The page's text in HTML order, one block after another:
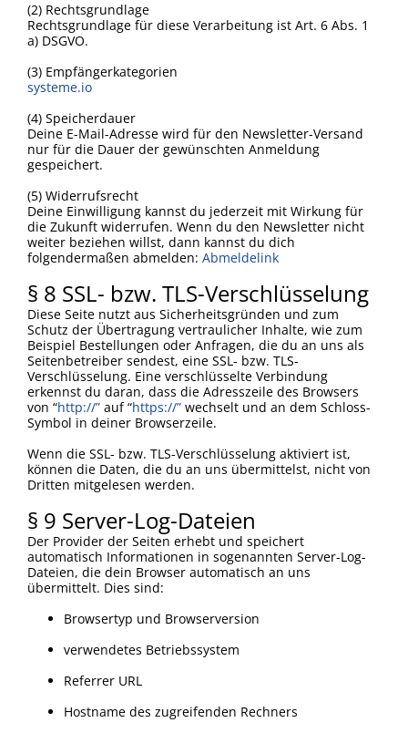
(2) Rechtsgrundlage
Rechtsgrundlage für diese Verarbeitung ist Art. 6 Abs. 1
a) DSGVO.
(3) Empfängerkategorien
systeme.io
(4) Speicherdauer
Deine E-Mail-Adresse wird für den Newsletter-Versand
nur für die Dauer der gewünschten Anmeldung
gespeichert.
(5) Widerrufsrecht
Deine Einwilligung kannst du jederzeit mit Wirkung für
die Zukunft widerrufen. Wenn du den Newsletter nicht
weiter beziehen willst, dann kannst du dich
folgendermaßen abmelden: Abmeldelink
§ 8 SSL- bzw. TLS-Verschlüsselung
Diese Seite nutzt aus Sicherheitsgründen und zum
Schutz der Übertragung vertraulicher Inhalte, wie zum
Beispiel Bestellungen oder Anfragen, die du an uns als
Seitenbetreiber sendest, eine SSL- bzw. TLS-
Verschlüsselung. Eine verschlüsselte Verbindung
erkennst du daran, dass die Adresszeile des Browsers
von “http://” auf “https://” wechselt und an dem Schloss-
Symbol in deiner Browserzeile.
Wenn die SSL- bzw. TLS-Verschlüsselung aktiviert ist,
können die Daten, die du an uns übermittelst, nicht von
Dritten mitgelesen werden.
§ 9 Server-Log-Dateien
Der Provider der Seiten erhebt und speichert
automatisch Informationen in sogenannten Server-Log-
Dateien, die dein Browser automatisch an uns
übermittelt. Dies sind:
Browsertyp und Browserversion
verwendetes Betriebssystem
Referrer URL
Hostname des zugreifenden Rechners